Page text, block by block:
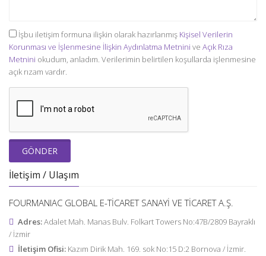
İşbu iletişim formuna ilişkin olarak hazırlanmış Kişisel Verilerin
Korunması ve İşlenmesine İlişkin Aydınlatma Metnini ve Açık Rıza
Metnini okudum, anladım. Verilerimin belirtilen koşullarda işlenmesine
açık rızam vardır.
GÖNDER
İletişim / Ulaşım
FOURMANIAC GLOBAL E-TİCARET SANAYİ VE TİCARET A.Ş.
Adres:Adalet Mah. Manas Bulv. Folkart Towers No:47B/2809 Bayraklı
/ İzmir
İletişim Ofisi: Kazım Dirik Mah. 169. sok No:15 D:2 Bornova / İzmir.